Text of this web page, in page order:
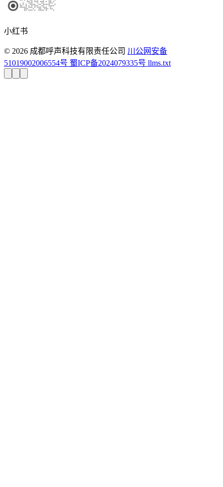
小红书
© 2026 成都呼声科技有限责任公司 川公网安备
51019002006554号 蜀ICP备2024079335号 llms.txt